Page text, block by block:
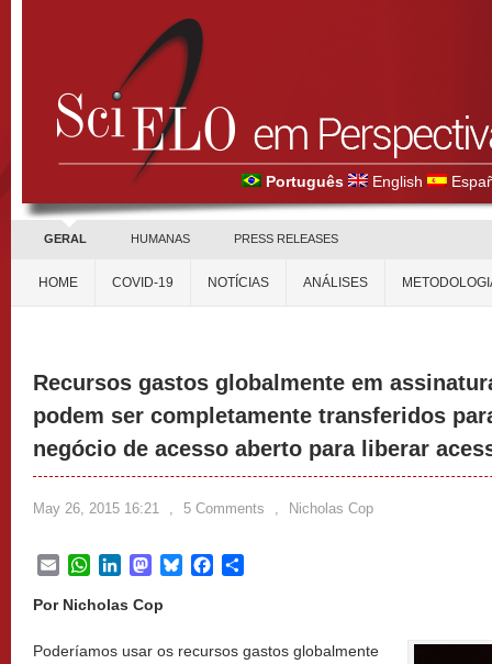
Português English
GERAL HUMANAS PRESS RELEASES
HOME COVID-19 NOTÍCIAS ANÁLISES
Recursos gastos globalmente em
podem ser completamente transferidos
negócio de acesso aberto para liberar
May 26, 2015 16:21 , 5 Comments , Nicholas Cop
EmailWhatsApp
LinkedInMastodon
BlueskyFacebook
Por Nicholas Cop
Poderíamos usar os recursos gastos globalmente